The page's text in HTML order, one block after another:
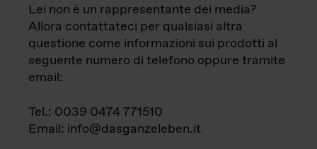
Lei non è un rappresentante dei media?
Allora contattateci per qualsiasi altra
questione come informazioni sui prodotti al
seguente numero di telefono oppure tramite
email:
Tel.: 0039 0474 771510
Email: info@dasganzeleben.it